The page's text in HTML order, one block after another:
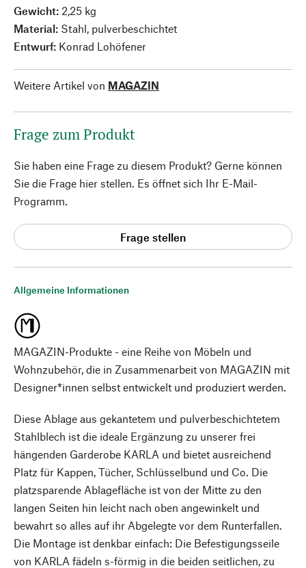
Allgemeine Informationen
MAGAZIN-Produkte - eine Reihe von Möbeln und
Wohnzubehör, die in Zusammenarbeit von MAGAZIN mit
Designer*innen selbst entwickelt und produziert werden.
Diese Ablage aus gekantetem und pulverbeschichtetem
Stahlblech ist die ideale Ergänzung zu unserer frei
hängenden Garderobe KARLA und bietet ausreichend
Platz für Kappen, Tücher, Schlüsselbund und Co. Die
platzsparende Ablagefläche ist von der Mitte zu den
langen Seiten hin leicht nach oben angewinkelt und
bewahrt so alles auf ihr Abgelegte vor dem Runterfallen.
Die Montage ist denkbar einfach: Die Befestigungsseile
von KARLA fädeln s-förmig in die beiden seitlichen, zu
Gewicht: 2,25 kg
Material: Stahl, pulverbeschichtet
Entwurf: Konrad Lohöfener
Weitere Artikel von MAGAZIN
Frage zum Produkt
Sie haben eine Frage zu diesem Produkt? Gerne können
Sie die Frage hier stellen. Es öffnet sich Ihr E-Mail-
Programm.
Frage stellen